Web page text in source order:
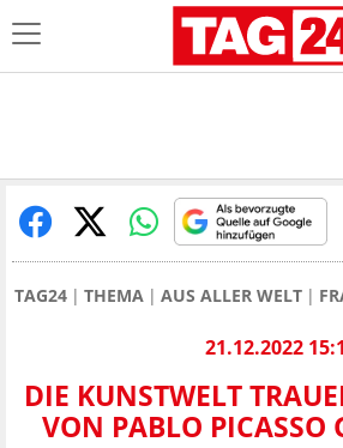
TAG24 THEMA AUS ALLER WELT
21.12.2022
DIE KUNSTWELT
VON PABLO PICASSO